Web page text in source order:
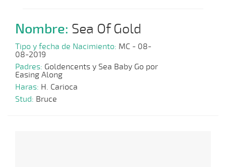
Nombre: Sea Of Gold
Tipo y fecha de Nacimiento: MC - 08-
08-2019
Padres: Goldencents y Sea Baby Go por
Easing Along
Haras: H. Carioca
Stud: Bruce